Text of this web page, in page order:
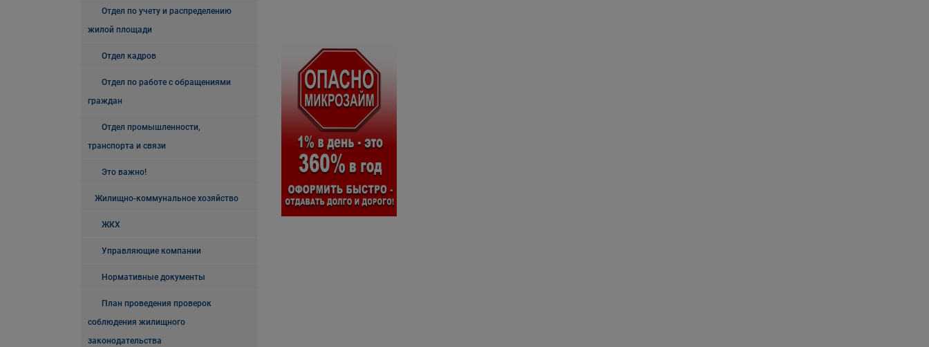
Отдел по учету и распределению
жилой площади
Отдел кадров
Отдел по работе с обращениями
граждан
Отдел промышленности,
транспорта и связи
Это важно!
Жилищно-коммунальное хозяйство
ЖКХ
Управляющие компании
Нормативные документы
План проведения проверок
соблюдения жилищного
законодательства